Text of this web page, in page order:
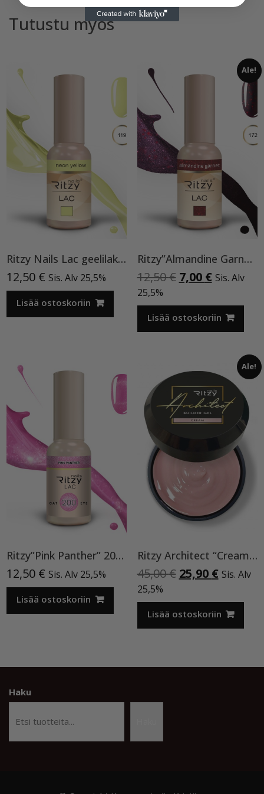
Tutustu myös
Ritzy Nails Lac geelilakka ”Neon Yellow”119 , 9ml TPO vapaa
12,50 € Sis. Alv 25,5%
Lisää ostoskoriin
Ale!
Ritzy”Almandine Garnet”,9 ml TPO-VAPAA
12,50€ Alkuperäinen
oli:
12,50 €.
7,00 €Nykyinen
on:
7,00 €.
Sis. Alv
25,5%
Lisää ostoskoriin
Ritzy”Pink Panther” 200, Cat Eye
12,50 € Sis. Alv 25,5%
Lisää ostoskoriin
Ale!
Ritzy Architect “Cream” rakennegeeli,50ml
45,00€ Alkuperäinen
oli:
45,00 €.
25,90 €
on:
25,90 €.
Sis. Alv
25,5%
Lisää ostoskoriin
Haku